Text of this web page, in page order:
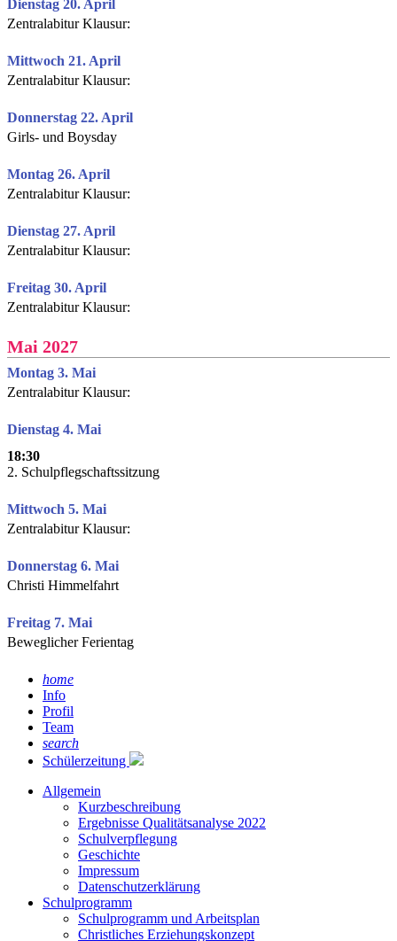
Dienstag 20. April
Zentralabitur Klausur:
Mittwoch 21. April
Zentralabitur Klausur:
Donnerstag 22. April
Girls- und Boysday
Montag 26. April
Zentralabitur Klausur:
Dienstag 27. April
Zentralabitur Klausur:
Freitag 30. April
Zentralabitur Klausur:
Mai 2027
Montag 3. Mai
Zentralabitur Klausur:
Dienstag 4. Mai
18:30
2. Schulpflegschaftssitzung
Mittwoch 5. Mai
Zentralabitur Klausur:
Donnerstag 6. Mai
Christi Himmelfahrt
Freitag 7. Mai
Beweglicher Ferientag
home
Info
Profil
Team
search
Schülerzeitung
Allgemein
Kurzbeschreibung
Ergebnisse Qualitätsanalyse 2022
Schulverpflegung
Geschichte
Impressum
Datenschutzerklärung
Schulprogramm
Schulprogramm und Arbeitsplan
Christliches Erziehungskonzept